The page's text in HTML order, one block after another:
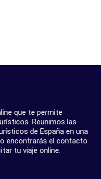
que te permite
Reunimos las
de España en una
encontrarás el contacto
tu viaje online.